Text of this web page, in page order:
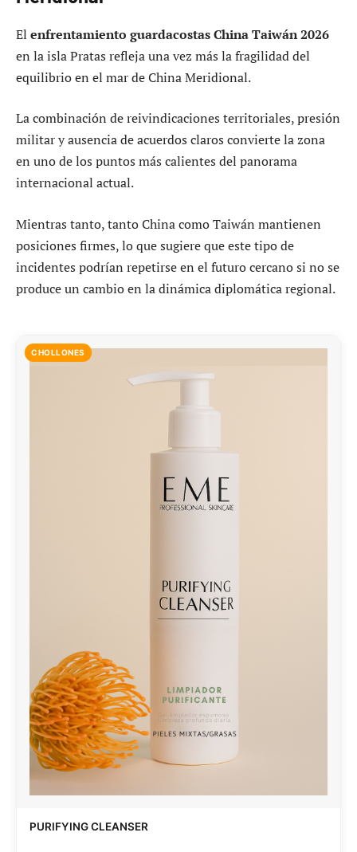
El enfrentamiento guardacostas China Taiwán 2026
en la isla Pratas refleja una vez más la fragilidad del
equilibrio en el mar de China Meridional.
La combinación de reivindicaciones territoriales, presión
militar y ausencia de acuerdos claros convierte la zona
en uno de los puntos más calientes del panorama
internacional actual.
Mientras tanto, tanto China como Taiwán mantienen
posiciones firmes, lo que sugiere que este tipo de
incidentes podrían repetirse en el futuro cercano si no se
produce un cambio en la dinámica diplomática regional.
CHOLLONES
PURIFYING CLEANSER